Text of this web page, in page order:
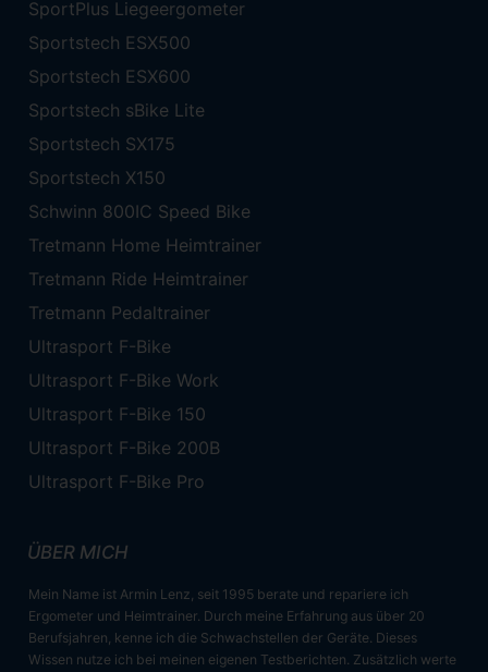
SportPlus Liegeergometer
Sportstech ESX500
Sportstech ESX600
Sportstech sBike Lite
Sportstech SX175
Sportstech X150
Schwinn 800IC Speed Bike
Tretmann Home Heimtrainer
Tretmann Ride Heimtrainer
Tretmann Pedaltrainer
Ultrasport F-Bike
Ultrasport F-Bike Work
Ultrasport F-Bike 150
Ultrasport F-Bike 200B
Ultrasport F-Bike Pro
ÜBER MICH
Mein Name ist Armin Lenz, seit 1995 berate und repariere ich
Ergometer und Heimtrainer. Durch meine Erfahrung aus über 20
Berufsjahren, kenne ich die Schwachstellen der Geräte. Dieses
Wissen nutze ich bei meinen eigenen Testberichten. Zusätzlich werte